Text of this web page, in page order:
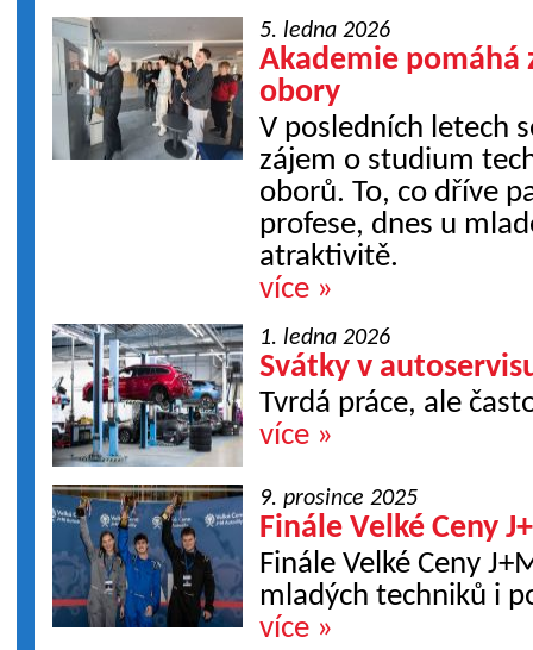
5. ledna 2026
Akademie pomáhá
obory
V posledních letech
zájem o studium
oborů. To, co dříve
profese, dnes u
atraktivitě.
více »
1. ledna 2026
Svátky v
Tvrdá práce, ale
více »
9. prosince 2025
Finále Velké Ceny
Finále Velké Ceny
mladých techniků i
více »